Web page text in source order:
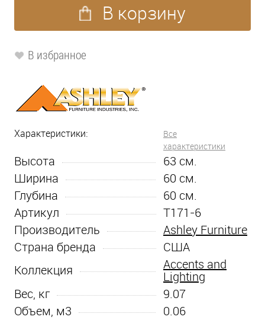
В корзину
В избранное
Характеристики:
Все
характеристики
Высота 63 см.
Ширина
60 см.
Глубина
60 см.
Артикул
T171-6
Производитель
Ashley Furniture
Страна бренда
США
Коллекция
Accents and
Lighting
Вес, кг
9.07
Объем, м3
0.06